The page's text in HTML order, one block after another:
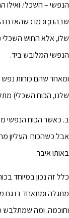
הנפשי – השכלי. ואילו
שבהם; וכמו כשהאדם
שלו, אלא החוש השכלי
הנפשי המלובש ביד.
ומאחר שהם כוחות נפש
שלנו, הכוח השכלי)
ב. כאשר הכוח הנפשי
אבל כשהכוח העליון
באותו איבר.
כלל זה נכון במיוחד
מתגלה ומתאחד בו גם
וחוכמה. ומה שמתלבש